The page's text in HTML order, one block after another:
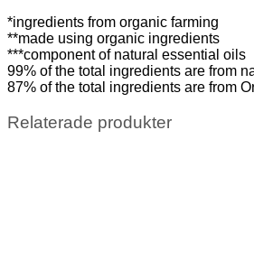
*ingredients from organic farming
**made using organic ingredients
***component of natural essential oils
99% of the total ingredients are from
87% of the total ingredients are from
Relaterade produkter